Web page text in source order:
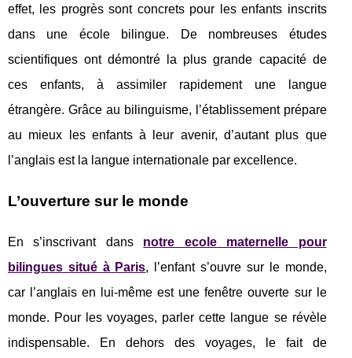
effet, les progrès sont concrets pour les enfants inscrits
dans une école bilingue. De nombreuses études
scientifiques ont démontré la plus grande capacité de
ces enfants, à assimiler rapidement une langue
étrangère. Grâce au bilinguisme, l’établissement prépare
au mieux les enfants à leur avenir, d’autant plus que
l’anglais est la langue internationale par excellence.
L’ouverture sur le monde
En s’inscrivant dans notre ecole maternelle pour
bilingues situé à Paris, l’enfant s’ouvre sur le monde,
car l’anglais en lui-même est une fenêtre ouverte sur le
monde. Pour les voyages, parler cette langue se révèle
indispensable. En dehors des voyages, le fait de